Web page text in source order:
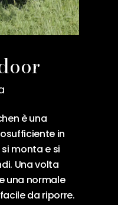
è una
in
monta e si
Una volta
una normale
da riporre.
nome, email e
browser
volta che